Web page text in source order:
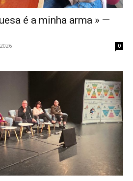
é a minha arma » —
0